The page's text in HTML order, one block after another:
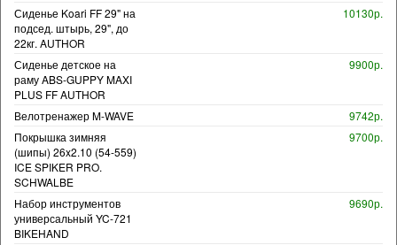
Сиденье Koari FF 29" на
подсед. штырь, 29", до
22кг. AUTHOR
10130р.
Сиденье детское на
раму ABS-GUPPY MAXI
PLUS FF AUTHOR
9900р.
Велотренажер M-WAVE
9742р.
Покрышка зимняя
(шипы) 26x2.10 (54-559)
ICE SPIKER PRO.
SCHWALBE
9700р.
Набор инструментов
универсальный YC-721
BIKEHAND
9690р.